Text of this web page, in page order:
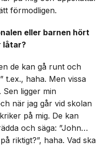
förmodligen.
eller barnen hört
låtar?
de kan gå runt och
t.ex., haha. Men vissa
ligger min
när jag går vid skolan
på mig. De kan
och säga: ”John…
riktigt?”, haha. Vad ska